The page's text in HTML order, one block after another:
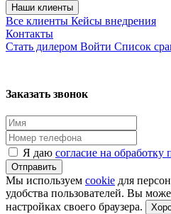
Наши клиенты
Все клиенты Кейсы внедрения
Контакты
Стать дилером Войти Список
Заказать звонок
Я даю согласие на
Отправить
Мы используем cookie для
удобства пользователей. Вы
настройках своего браузера.